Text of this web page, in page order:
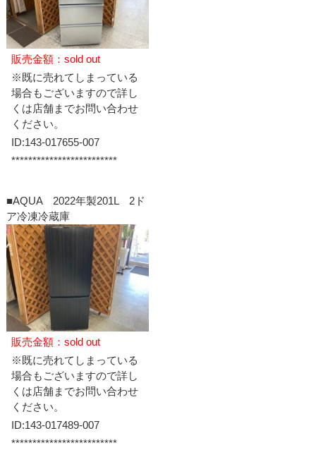
販売金額：sold out
※既に売れてしまっている
場合もございますので詳し
くは店舗までお問い合わせ
ください。
ID:143-017655-007
*************************
■AQUA 2022年製201L 2ド
ア冷凍冷蔵庫
販売金額：sold out
※既に売れてしまっている
場合もございますので詳し
くは店舗までお問い合わせ
ください。
ID:143-017489-007
*************************